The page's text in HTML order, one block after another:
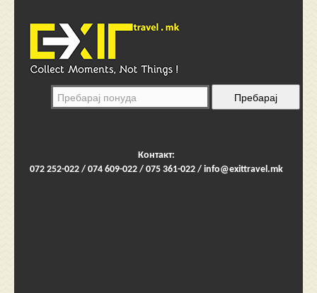
Контакт:
072 252-022 / 074 609-022 / 075 361-022 / info@exittravel.mk